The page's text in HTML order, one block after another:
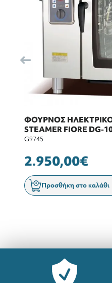
ΦΟΥΡΝΟΣ
STEAMER FIORE DG-
G9745
2.950,00€
Προσθήκη στο καλάθι